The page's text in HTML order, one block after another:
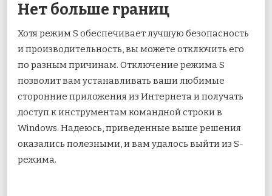
Нет больше границ
Хотя режим S обеспечивает лучшую безопасность
и производительность, вы можете отключить его
по разным причинам. Отключение режима S
позволит вам устанавливать ваши любимые
сторонние приложения из Интернета и получать
доступ к инструментам командной строки в
Windows. Надеюсь, приведенные выше решения
оказались полезными, и вам удалось выйти из S-
режима.